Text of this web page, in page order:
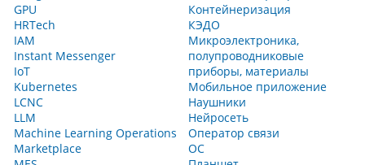
GPU
HRTech
IAM
Instant Messenger
IoT
Kubernetes
LCNC
LLM
Machine Learning Operations
Marketplace
Контейнеризация
КЭДО
Микроэлектроника,
полупроводниковые
приборы, материалы
Мобильное приложение
Наушники
Нейросеть
Оператор связи
ОС